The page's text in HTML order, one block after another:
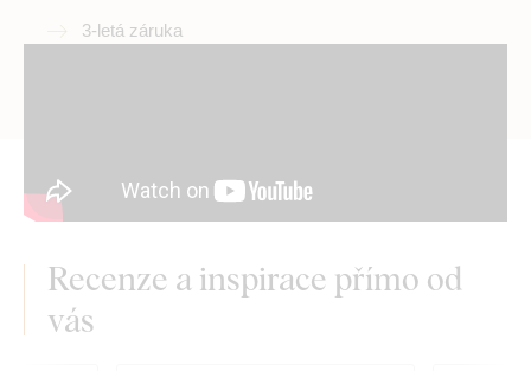
3-letá záruka
Recenze a inspirace přímo od
vás